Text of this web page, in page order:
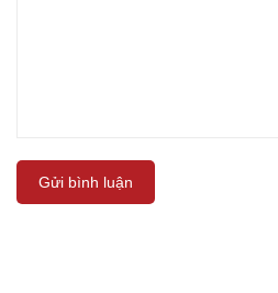
Gửi bình luận